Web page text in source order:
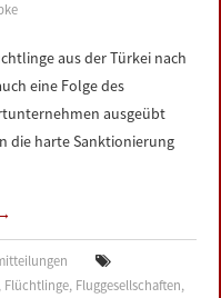
aus der Türkei nach
eine Folge des
ausgeübt
die harte Sanktionierung
, Flüchtlinge, Fluggesellschaften,